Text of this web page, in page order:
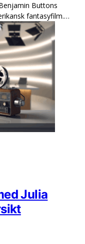
Buttons
fantasyfilm.…
Julia